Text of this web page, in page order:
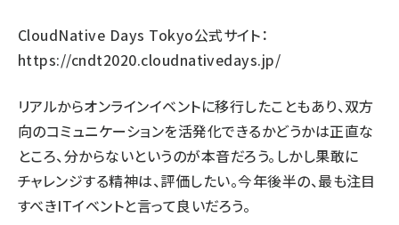
CloudNative Days Tokyo公式サイト：
https://cndt2020.cloudnativedays.jp/
リアルからオンラインイベントに移行したこともあり、双方
向のコミュニケーションを活発化できるかどうかは正直な
ところ、分からないというのが本音だろう。しかし果敢に
チャレンジする精神は、評価したい。今年後半の、最も注目
すべきITイベントと言って良いだろう。